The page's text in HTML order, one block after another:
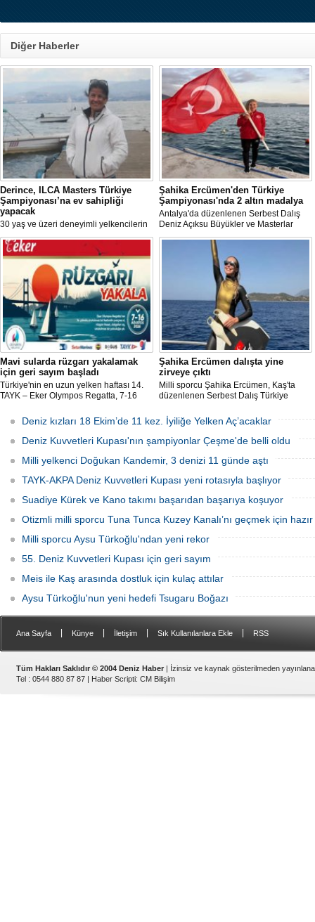
Diğer Haberler
Derince, ILCA Masters Türkiye
Şampiyonası’na ev sahipliği
yapacak
30 yaş ve üzeri deneyimli yelkencilerin
mücadele ettiği ILCA Masters 2026
Türkiye Şampiyonası, bu yıl Kocaeli’nin
Derince ilçesinde gerçekleştirilecek.
Şahika Ercümen'den Türkiye
Şampiyonası'nda 2 altın madalya
Antalya'da düzenlenen Serbest Dalış
Deniz Açıksu Büyükler ve Masterlar
Bireysel Türkiye Şampiyonası'nda milli
sporcu ve serbest dalış dünya
rekortmeni Şahika Ercümen, 2 altın
madalya kazandı.
Mavi sularda rüzgarı yakalamak
için geri sayım başladı
Türkiye'nin en uzun yelken haftası 14.
TAYK – Eker Olympos Regatta, 7-16
sulara yelken açıyor.
Şahika Ercümen dalışta yine
zirveye çıktı
Milli sporcu Şahika Ercümen, Kaş'ta
düzenlenen Serbest Dalış Türkiye
kategorisinde 68 metre dalış yaparak
şampiyon oldu.
Deniz kızları 18 Ekim’de 11 kez. İyiliğe Yelken Aç’acaklar
Deniz Kuvvetleri Kupası'nın şampiyonlar Çeşme'de belli oldu
Milli yelkenci Doğukan Kandemir, 3 denizi 11 günde aştı
TAYK-AKPA Deniz Kuvvetleri Kupası yeni rotasıyla başlıyor
Suadiye Kürek ve Kano takımı başarıdan başarıya koşuyor
Otizmli milli sporcu Tuna Tunca Kuzey Kanalı’nı geçmek için hazır
Milli sporcu Aysu Türkoğlu'ndan yeni rekor
55. Deniz Kuvvetleri Kupası için geri sayım
Meis ile Kaş arasında dostluk için kulaç attılar
Aysu Türkoğlu'nun yeni hedefi Tsugaru Boğazı
Ana Sayfa Künye İletişim Sık Kullanılanlara Ekle RSS
Tüm Hakları Saklıdır © 2004 Deniz Haber | İzinsiz ve kaynak gösterilmeden
Tel : 0544 880 87 87 | Haber Scripti: CM Bilişim